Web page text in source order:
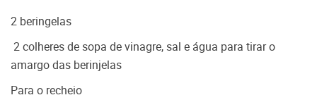
2 beringelas
2 colheres de sopa de vinagre, sal e água para tirar o
amargo das berinjelas
Para o recheio